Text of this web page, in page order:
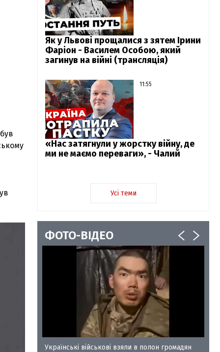
Як у Львові прощалися з зятем Ірини
Фаріон - Василем Особою, який
загинув на війні (трансляція)
11:55
«Нас затягнули у жорстку війну, де
ми не маємо переваги», - Чалий
Усі теми
ФОТО-ВІДЕО
Українські військові взяли в полон громадян